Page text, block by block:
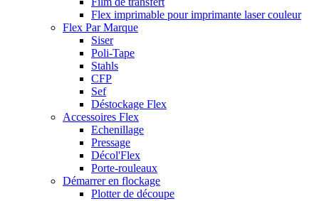
Flex imprimable pour imprimante laser couleur
Flex Par Marque
Siser
Poli-Tape
Stahls
CFP
Sef
Déstockage Flex
Accessoires Flex
Echenillage
Pressage
Décol'Flex
Porte-rouleaux
Démarrer en flockage
Plotter de découpe